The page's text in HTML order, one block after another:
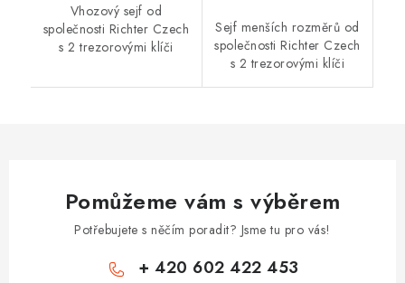
Vhozový sejf od
společnosti Richter Czech
s 2 trezorovými klíči
Sejf menších rozměrů od
společnosti Richter Czech
s 2 trezorovými klíči
Pomůžeme vám s výběrem
Potřebujete s něčím poradit? Jsme tu pro vás!
+ 420 602 422 453